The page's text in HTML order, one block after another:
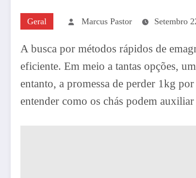
Geral Marcus Pastor Setembro
A busca por métodos rápidos de
eficiente. Em meio a tantas opções,
entanto, a promessa de perder 1kg
entender como os chás podem